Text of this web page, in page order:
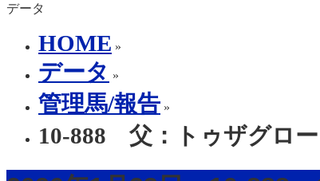
データ
HOME »
データ »
管理馬/報告 »
10-888 父：トゥザグロ